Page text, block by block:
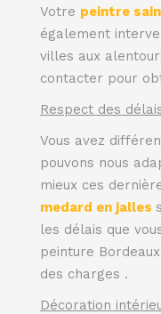
Votre peintre
également
villes aux
contacter pour
Respect des
Vous avez
pouvons nous
mieux ces
medard en jalles
les délais que
peinture
des charges .
Décoration